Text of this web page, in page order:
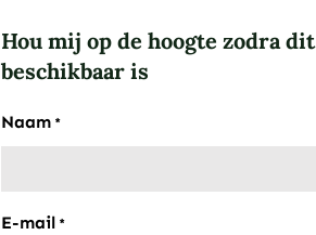
Hou mij op de hoogte zodra
beschikbaar is
Naam *
E-mail *